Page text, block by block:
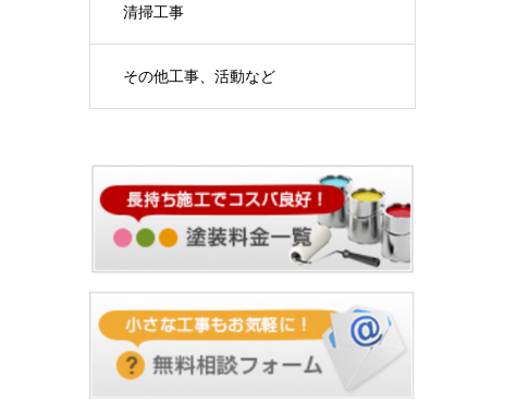
清掃工事
その他工事、活動など